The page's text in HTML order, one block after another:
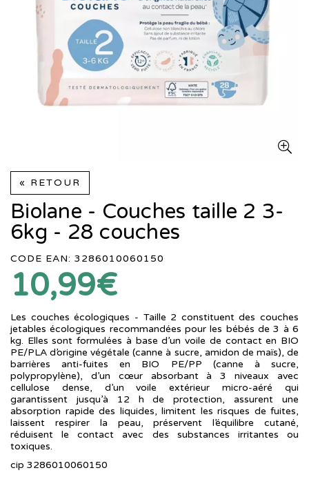
« RETOUR
Biolane - Couches taille 2 3-
6kg - 28 couches
CODE EAN: 3286010060150
10,99€
Les couches écologiques - Taille 2 constituent des couches
jetables écologiques recommandées pour les bébés de 3 à 6
kg. Elles sont formulées à base d’un voile de contact en BIO
PE/PLA d’origine végétale (canne à sucre, amidon de maïs), de
barrières anti-fuites en BIO PE/PP (canne à sucre,
polypropylène), d’un cœur absorbant à 3 niveaux avec
cellulose dense, d’un voile extérieur micro-aéré qui
garantissent jusqu’à 12 h de protection, assurent une
absorption rapide des liquides, limitent les risques de fuites,
laissent respirer la peau, préservent l’équilibre cutané,
réduisent le contact avec des substances irritantes ou
toxiques.
cip 3286010060150